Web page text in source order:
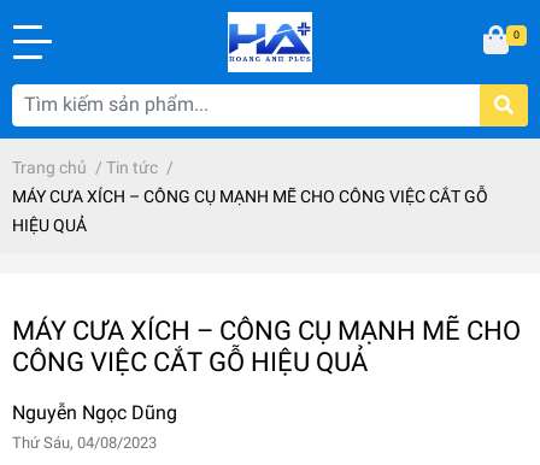
0
Trang chủ / Tin tức /
MÁY CƯA XÍCH – CÔNG CỤ MẠNH MẼ CHO CÔNG VIỆC CẮT GỖ
HIỆU QUẢ
MÁY CƯA XÍCH – CÔNG CỤ MẠNH MẼ CHO
CÔNG VIỆC CẮT GỖ HIỆU QUẢ
Nguyễn Ngọc Dũng
Thứ Sáu, 04/08/2023